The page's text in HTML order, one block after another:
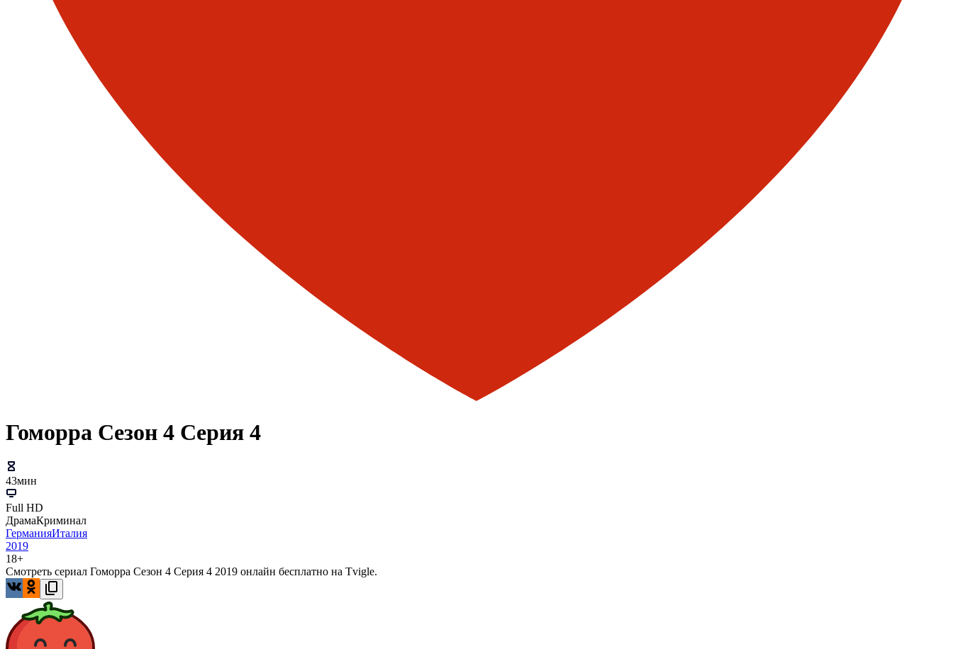
Гоморра Сезон 4 Серия 4
43мин
Full HD
ДрамаКриминал
ГерманияИталия
2019
18+
Смотреть сериал Гоморра Сезон 4 Серия 4 2019 онлайн бесплатно на Tvigle.